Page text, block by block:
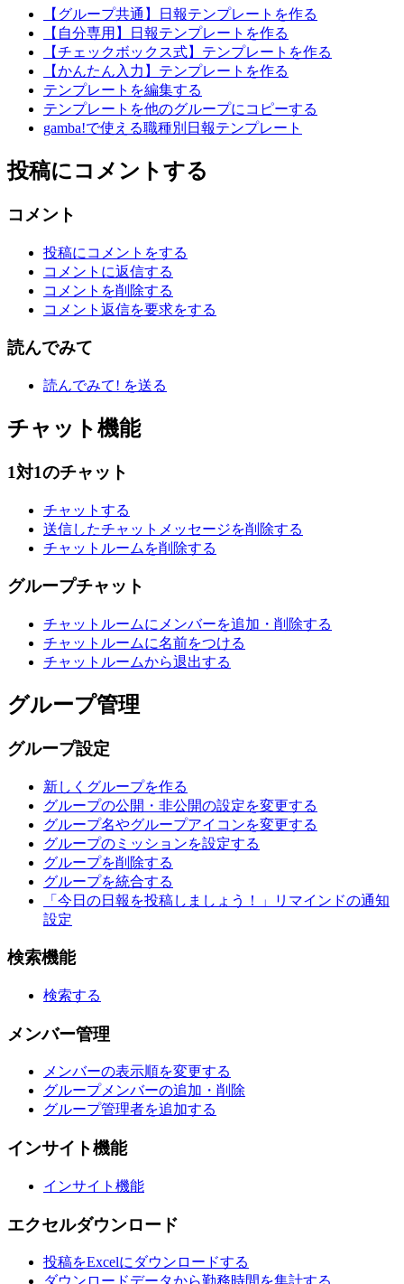
【グループ共通】日報テンプレートを作る
【自分専用】日報テンプレートを作る
【チェックボックス式】テンプレートを作る
【かんたん入力】テンプレートを作る
テンプレートを編集する
テンプレートを他のグループにコピーする
gamba!で使える職種別日報テンプレート
投稿にコメントする
コメント
投稿にコメントをする
コメントに返信する
コメントを削除する
コメント返信を要求をする
読んでみて
読んでみて! を送る
チャット機能
1対1のチャット
チャットする
送信したチャットメッセージを削除する
チャットルームを削除する
グループチャット
チャットルームにメンバーを追加・削除する
チャットルームに名前をつける
チャットルームから退出する
グループ管理
グループ設定
新しくグループを作る
グループの公開・非公開の設定を変更する
グループ名やグループアイコンを変更する
グループのミッションを設定する
グループを削除する
グループを統合する
「今日の日報を投稿しましょう！」リマインドの通知
設定
検索機能
検索する
メンバー管理
メンバーの表示順を変更する
グループメンバーの追加・削除
グループ管理者を追加する
インサイト機能
インサイト機能
エクセルダウンロード
投稿をExcelにダウンロードする